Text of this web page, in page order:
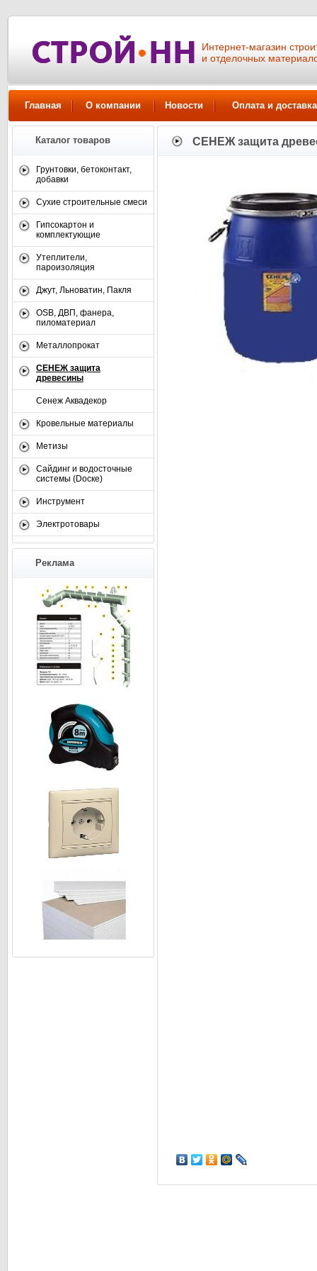
Интернет-магазин
и отделочных
Главная О компании Новости Оплата и доставка
Каталог товаров
Грунтовки, бетоконтакт,
добавки
Сухие строительные смеси
Гипсокартон и
комплектующие
Утеплители,
пароизоляция
Джут, Льноватин, Пакля
OSB, ДВП, фанера,
пиломатериал
Металлопрокат
СЕНЕЖ защита
древесины
Сенеж Аквадекор
Кровельные материалы
Метизы
Сайдинг и водосточные
системы (Dоске)
Инструмент
Электротовары
Реклама
СЕНЕЖ защита